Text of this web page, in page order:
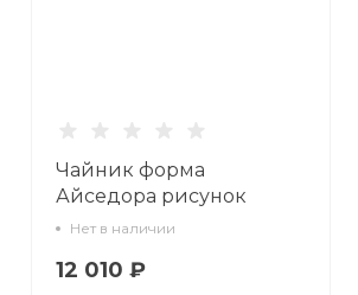
Чайник форма
Айседора рисунок
Золотая лента арт.
Нет в наличии
12 010 ₽